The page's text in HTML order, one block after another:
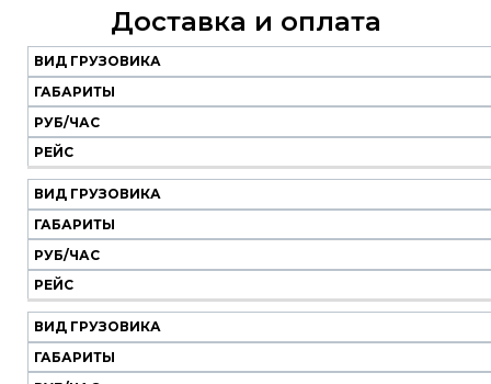
Доставка и оплата
Наш
транспорт
Вид
грузовика
Габариты
Руб/
час
Рейс
ВИД ГРУЗОВИКА
ГАБАРИТЫ
РУБ/ЧАС
РЕЙС
ВИД ГРУЗОВИКА
ГАБАРИТЫ
РУБ/ЧАС
РЕЙС
ВИД ГРУЗОВИКА
ГАБАРИТЫ